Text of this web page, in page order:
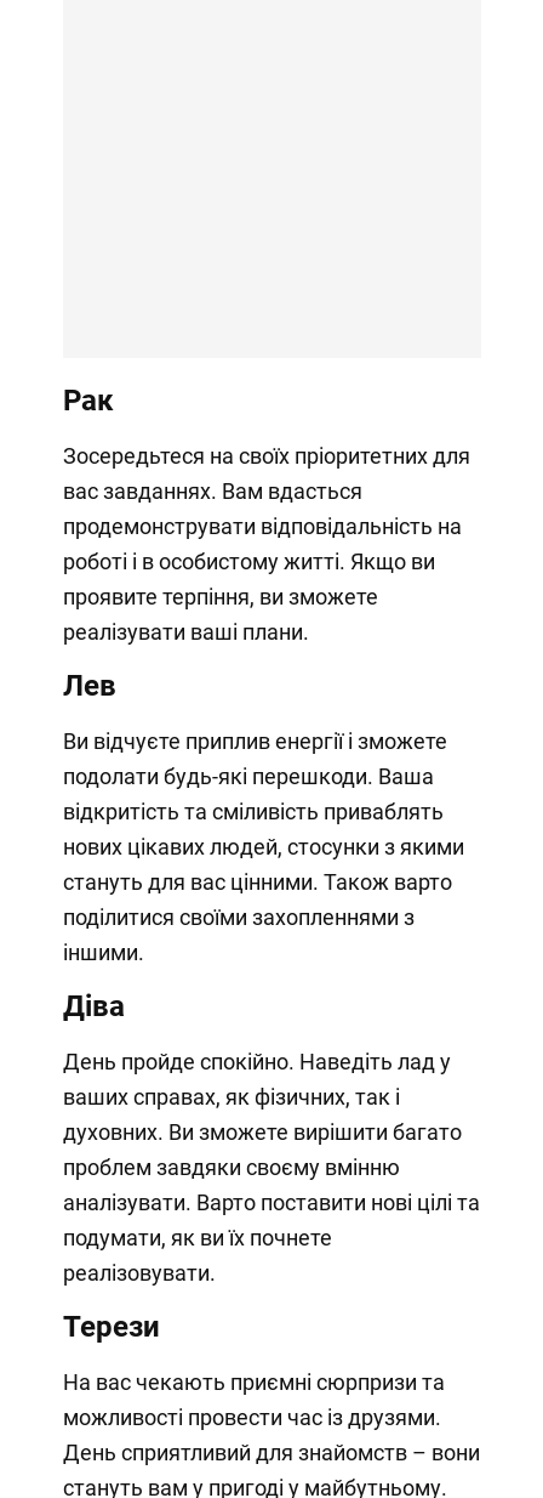
Рак
Зосередьтеся на своїх пріоритетних для
вас завданнях. Вам вдасться
продемонструвати відповідальність на
роботі і в особистому житті. Якщо ви
проявите терпіння, ви зможете
реалізувати ваші плани.
Лев
Ви відчуєте приплив енергії і зможете
подолати будь-які перешкоди. Ваша
відкритість та сміливість приваблять
нових цікавих людей, стосунки з якими
стануть для вас цінними. Також варто
поділитися своїми захопленнями з
іншими.
Діва
День пройде спокійно. Наведіть лад у
ваших справах, як фізичних, так і
духовних. Ви зможете вирішити багато
проблем завдяки своєму вмінню
аналізувати. Варто поставити нові цілі та
подумати, як ви їх почнете
реалізовувати.
Терези
На вас чекають приємні сюрпризи та
можливості провести час із друзями.
День сприятливий для знайомств – вони
стануть вам у пригоді у майбутньому.